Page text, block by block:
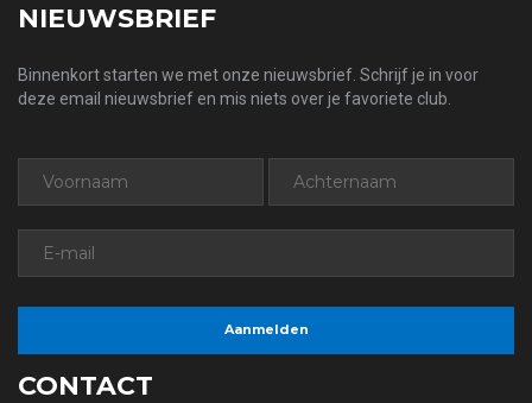
NIEUWSBRIEF
Binnenkort starten we met onze nieuwsbrief. Schrijf je in voor
deze email nieuwsbrief en mis niets over je favoriete club.
CONTACT